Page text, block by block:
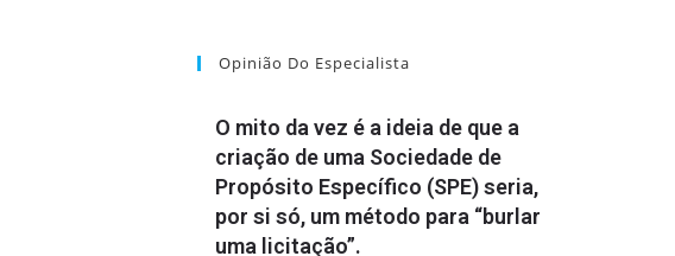
Opinião Do Especialista
O mito da vez é a ideia de que a
criação de uma Sociedade de
Propósito Específico (SPE) seria,
por si só, um método para “burlar
uma licitação”.